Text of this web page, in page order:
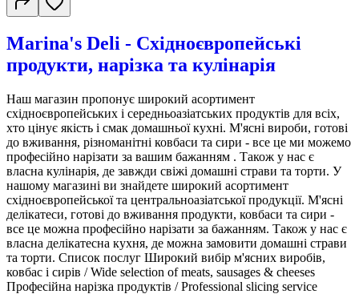
Marina's Deli - Східноєвропейські
продукти, нарізка та кулінарія
Наш магазин пропонує широкий асортимент
східноєвропейських і середньоазіатських продуктів для всіх,
хто цінує якість і смак домашньої кухні. М'ясні вироби, готові
до вживання, різноманітні ковбаси та сири - все це ми можемо
професійно нарізати за вашим бажанням . Також у нас є
власна кулінарія, де завжди свіжі домашні страви та торти. У
нашому магазині ви знайдете широкий асортимент
східноєвропейської та центральноазіатської продукції. М'ясні
делікатеси, готові до вживання продукти, ковбаси та сири -
все це можна професійно нарізати за бажанням. Також у нас є
власна делікатесна кухня, де можна замовити домашні страви
та торти. Список послуг Широкий вибір м'ясних виробів,
ковбас і сирів / Wide selection of meats, sausages & cheeses
Професійна нарізка продуктів / Professional slicing service